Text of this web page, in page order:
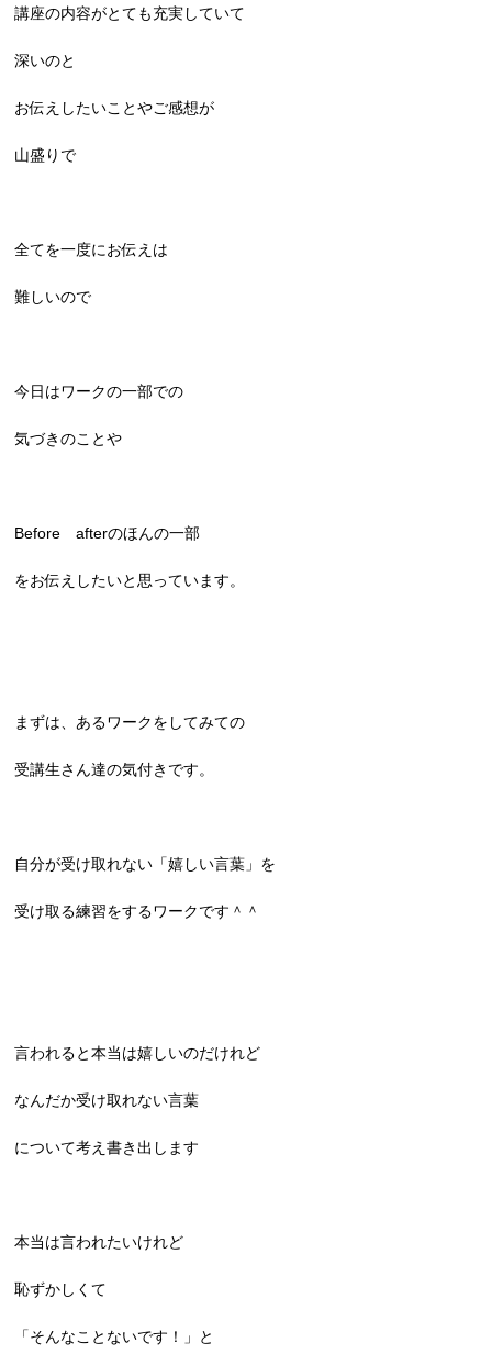
講座の内容がとても充実していて
深いのと
お伝えしたいことやご感想が
山盛りで
全てを一度にお伝えは
難しいので
今日はワークの一部での
気づきのことや
Before afterのほんの一部
をお伝えしたいと思っています。
まずは、あるワークをしてみての
受講生さん達の気付きです。
自分が受け取れない「嬉しい言葉」を
受け取る練習をするワークです＾＾
言われると本当は嬉しいのだけれど
なんだか受け取れない言葉
について考え書き出します
本当は言われたいけれど
恥ずかしくて
「そんなことないです！」と